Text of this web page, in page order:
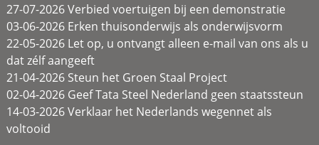
27-07-2026 Verbied voertuigen bij een demonstratie
03-06-2026 Erken thuisonderwijs als onderwijsvorm
22-05-2026 Let op, u ontvangt alleen e-mail van ons als u
dat zélf aangeeft
21-04-2026 Steun het Groen Staal Project
02-04-2026 Geef Tata Steel Nederland geen staatssteun
14-03-2026 Verklaar het Nederlands wegennet als
voltooid